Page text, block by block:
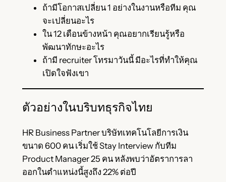
ถ้ามีโอกาสเปลี่ยน 1 อย่างในงานหรือทีม คุณ
จะเปลี่ยนอะไร
ใน 12 เดือนข้างหน้า คุณอยากเรียนรู้หรือ
พัฒนาทักษะอะไร
ถ้ามี recruiter โทรมาวันนี้ มีอะไรที่ทำให้คุณ
เปิดใจฟังเขา
ตัวอย่างในบริบทธุรกิจไทย
HR Business Partner บริษัทเทคโนโลยีการเงิน
ขนาด 600 คน เริ่มใช้ Stay Interview กับทีม
Product Manager 25 คน หลังพบว่าอัตราการลา
ออกในตำแหน่งนี้สูงถึง 22% ต่อปี